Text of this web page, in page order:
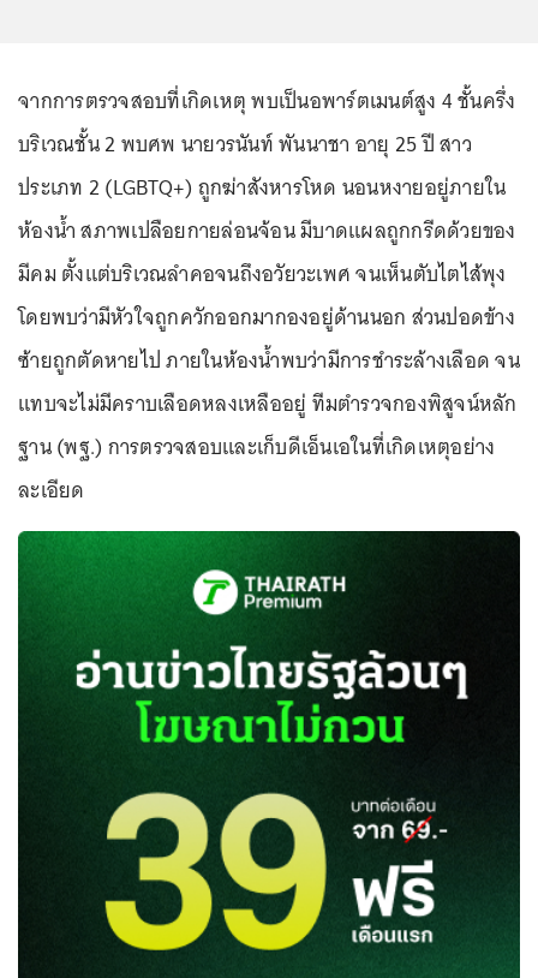
จากการตรวจสอบที่เกิดเหตุ พบเป็นอพาร์ตเมนต์สูง 4 ชั้นครึ่ง
บริเวณชั้น 2 พบศพ นายวรนันท์ พันนาชา อายุ 25 ปี สาว
ประเภท 2 (LGBTQ+) ถูกฆ่าสังหารโหด นอนหงายอยู่ภายใน
ห้องน้ำ สภาพเปลือยกายล่อนจ้อน มีบาดแผลถูกกรีดด้วยของ
มีคม ตั้งแต่บริเวณลำคอจนถึงอวัยวะเพศ จนเห็นตับไตไส้พุง
โดยพบว่ามีหัวใจถูกควักออกมากองอยู่ด้านนอก ส่วนปอดข้าง
ซ้ายถูกตัดหายไป ภายในห้องน้ำพบว่ามีการชำระล้างเลือด จน
แทบจะไม่มีคราบเลือดหลงเหลืออยู่ ทีมตำรวจกองพิสูจน์หลัก
ฐาน (พฐ.) การตรวจสอบและเก็บดีเอ็นเอในที่เกิดเหตุอย่าง
ละเอียด